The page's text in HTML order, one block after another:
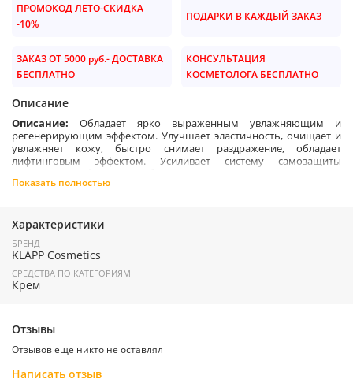
ПРОМОКОД ЛЕТО-СКИДКА
-10%
ПОДАРКИ В КАЖДЫЙ ЗАКАЗ
ЗАКАЗ ОТ 5000 руб.- ДОСТАВКА
БЕСПЛАТНО
КОНСУЛЬТАЦИЯ
КОСМЕТОЛОГА БЕСПЛАТНО
Описание
Описание: Обладает ярко выраженным увлажняющим и
регенерирующим эффектом. Улучшает эластичность, очищает и
увлажняет кожу, быстро снимает раздражение, обладает
лифтинговым эффектом. Усиливает систему самозащиты
нормализует барьеpные функции кожного покрова.
Активные ингредиенты
Алое вера, водорослевый экстракт, Вит.
Показать полностью
Характеристики
БРЕНД
KLAPP Cosmetics
СРЕДСТВА ПО КАТЕГОРИЯМ
Крем
Отзывы
Отзывов еще никто не оставлял
Написать отзыв